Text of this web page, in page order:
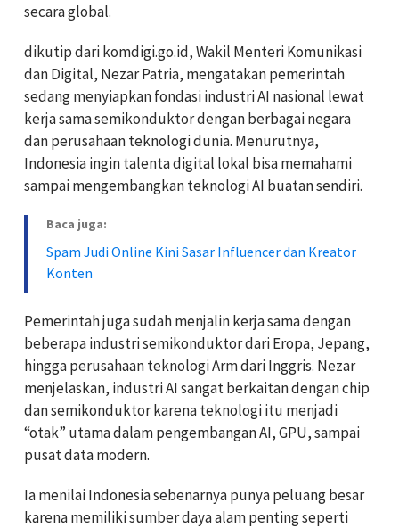
secara global.
dikutip dari komdigi.go.id, Wakil Menteri Komunikasi
dan Digital, Nezar Patria, mengatakan pemerintah
sedang menyiapkan fondasi industri AI nasional lewat
kerja sama semikonduktor dengan berbagai negara
dan perusahaan teknologi dunia. Menurutnya,
Indonesia ingin talenta digital lokal bisa memahami
sampai mengembangkan teknologi AI buatan sendiri.
Baca juga:
Spam Judi Online Kini Sasar Influencer dan Kreator
Konten
Pemerintah juga sudah menjalin kerja sama dengan
beberapa industri semikonduktor dari Eropa, Jepang,
hingga perusahaan teknologi Arm dari Inggris. Nezar
menjelaskan, industri AI sangat berkaitan dengan chip
dan semikonduktor karena teknologi itu menjadi
“otak” utama dalam pengembangan AI, GPU, sampai
pusat data modern.
Ia menilai Indonesia sebenarnya punya peluang besar
karena memiliki sumber daya alam penting seperti